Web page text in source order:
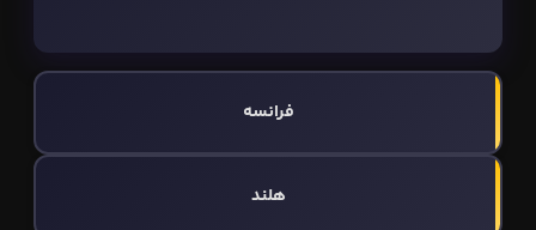
فرانسه
هلند